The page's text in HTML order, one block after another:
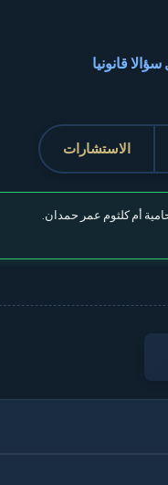
قانونيا
الاستشارات
أم كلثوم عمر حمدان.